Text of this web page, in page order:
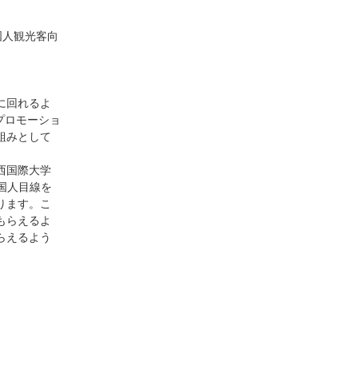
観光客向
れるよ
モーショ
みとして
国際大学
人目線を
ます。こ
らえるよ
えるよう